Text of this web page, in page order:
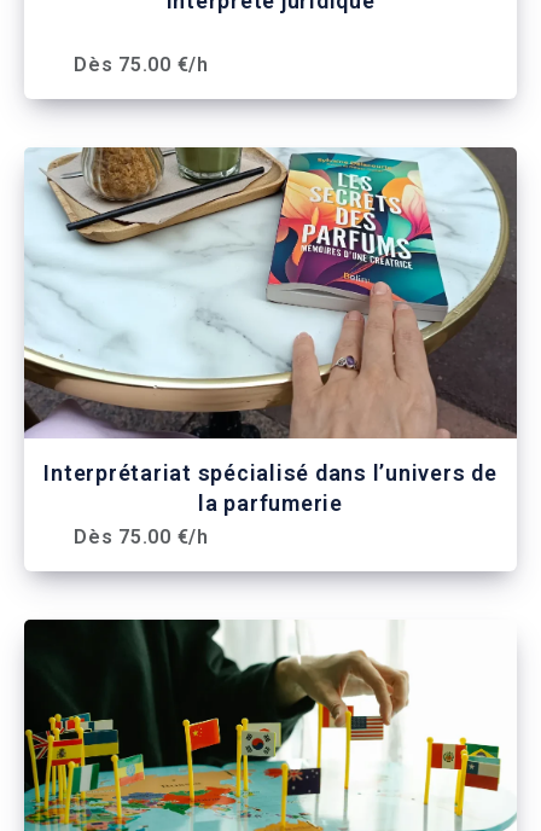
Dès 75.00 €/h
Interprétariat spécialisé dans l’univers de
la parfumerie
Dès 75.00 €/h